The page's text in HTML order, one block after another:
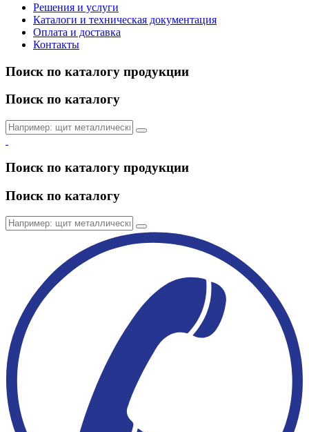
Решения и услуги
Каталоги и техническая документация
Оплата и доставка
Контакты
Поиск по каталогу продукции
Поиск по каталогу
Поиск по каталогу продукции
Поиск по каталогу